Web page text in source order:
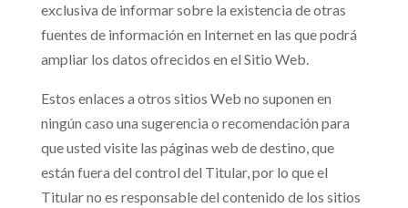
exclusiva de informar sobre la existencia de otras
fuentes de información en Internet en las que podrá
ampliar los datos ofrecidos en el Sitio Web.
Estos enlaces a otros sitios Web no suponen en
ningún caso una sugerencia o recomendación para
que usted visite las páginas web de destino, que
están fuera del control del Titular, por lo que el
Titular no es responsable del contenido de los sitios